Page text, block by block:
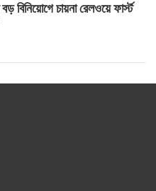
বিনিয়োগে চায়না রেলওয়ে ফার্স্ট